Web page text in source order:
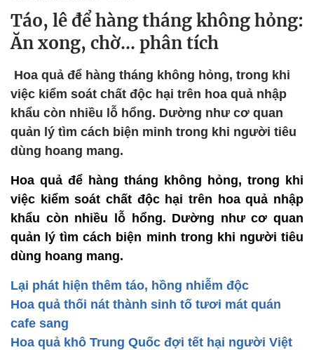
Táo, lê để hàng tháng không hỏng:
Ăn xong, chờ... phân tích
Hoa quả để hàng tháng không hỏng, trong khi
việc kiểm soát chất độc hại trên hoa quả nhập
khẩu còn nhiều lỗ hổng. Dường như cơ quan
quản lý tìm cách biện minh trong khi người tiêu
dùng hoang mang.
Hoa quả để hàng tháng không hỏng, trong khi
việc kiểm soát chất độc hại trên hoa quả nhập
khẩu còn nhiều lỗ hổng. Dường như cơ quan
quản lý tìm cách biện minh trong khi người tiêu
dùng hoang mang.
Lại phát hiện thêm táo, hồng nhiễm độc
Hoa quả thối nát thành sinh tố tươi mát quán
cafe sang
Hoa quả khô Trung Quốc đợi tết hại người Việt